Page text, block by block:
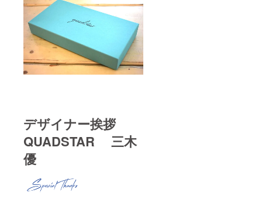
デザイナー挨拶
QUADSTAR 三木
優